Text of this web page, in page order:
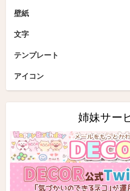
壁紙
文字
テンプレート
アイコン
姉妹サー